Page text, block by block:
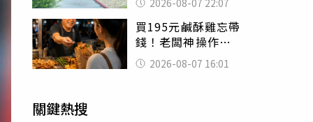
喊：死者還有冤屈
2026-08-07 22:07
買195元鹹酥雞忘帶
錢！老闆神操作
「倒找5元」 全網
看哭：這就是台灣
2026-08-07 16:01
關鍵熱搜